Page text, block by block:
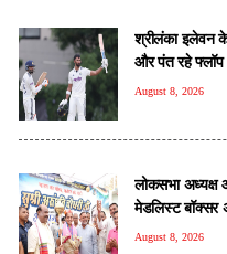
श्रीलंका इलेवन
और पंत रहे फ्लॉप
August 8, 2026
लोकसभा अध्यक्ष
मेडलिस्ट बॉक्सर
August 8, 2026